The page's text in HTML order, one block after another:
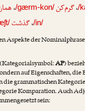
/،گرم‌کن/gærm-kon/،
/in/،گذشت
Aspekte der
AP)
auf Eigenschaften,
die grammatischen
Komparation. Auch
sein: